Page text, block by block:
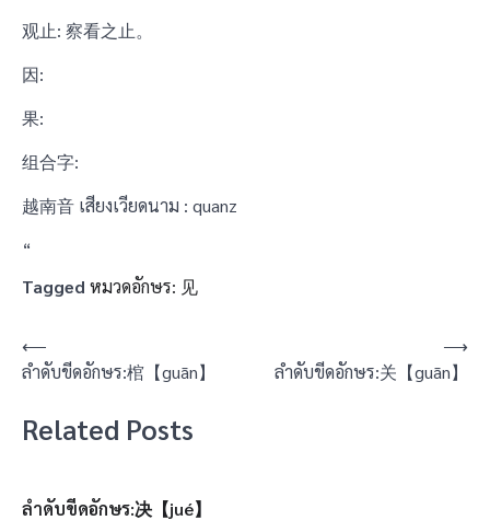
观止: 察看之止。
因:
果:
组合字:
越南音 เสียงเวียดนาม : quanz
“
Tagged หมวดอักษร: 见
แนะแนว
เรื่อง
⟵
ลำดับขีดอักษร:棺【guān】
ลำดับขีดอักษร:关【guān】
⟶
Related Posts
ลำดับขีดอักษร:决【jué】